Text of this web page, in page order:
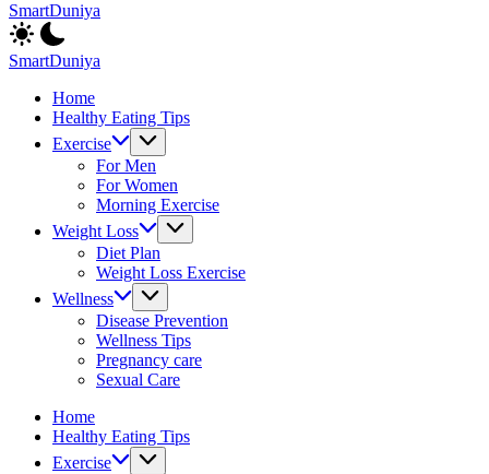
SmartDuniya
Be
Smart
&
Happy
Life
with
health
SmartDuniya
Smart
Happy
fitness
Home
Healthy Eating Tips
Exercise
For Men
For Women
Morning Exercise
Weight Loss
Diet Plan
Weight Loss Exercise
Wellness
Disease Prevention
Wellness Tips
Pregnancy care
Sexual Care
Home
Healthy Eating Tips
Exercise